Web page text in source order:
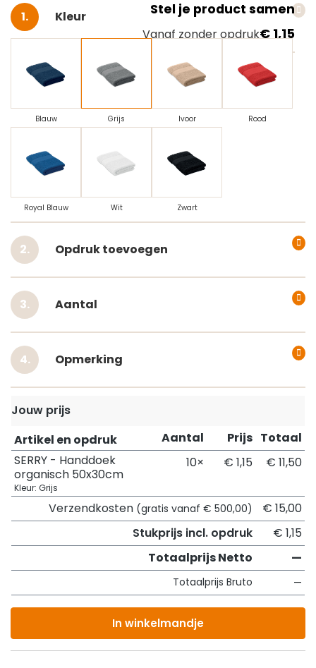
Stel je product samen
Vanaf zonder opdruk€ 1,15
Selecteer
Kleur
Blauw Grijs Ivoor Rood
Royal Blauw Wit Zwart
Opdruk toevoegen
Aantal
Opmerking
Jouw prijs
Artikel en opdruk
Aantal Prijs Totaal
SERRY - Handdoek
organisch 50x30cm
Kleur: Grijs
10× € 1,15 € 11,50
Verzendkosten (gratis vanaf € 500,00)
€ 15,00
Stukprijs incl. opdruk
€ 1,15
Totaalprijs Netto
—
Totaalprijs Bruto —
In winkelmandje